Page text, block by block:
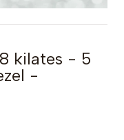
kilates - 5
-